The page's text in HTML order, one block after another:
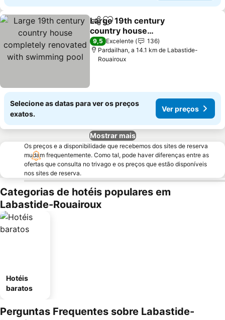
PartilharAdicionar aos favoritos
Large 19th century
country house
completely renovated
with swimming pool
Ver preços
9,5 Excelente
136
Pardailhan, a 14.1 km de Labastide-
Rouairoux
Selecione as datas para ver os preços
exatos.
Ver preços
Mostrar mais
Os preços e a disponibilidade que recebemos dos sites de reserva
mudam frequentemente. Como tal, pode haver diferenças entre as
ofertas que consulta no trivago e os preços que estão disponíveis
nos sites de reserva.
Categorias de hotéis populares em
Labastide-Rouairoux
Hotéis
baratos
Perguntas Frequentes sobre Labastide-